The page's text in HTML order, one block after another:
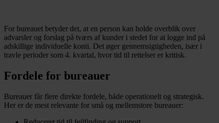
For bureauet betyder det, at en person kan holde overblik over
advarsler og forslag på tværs af kunder i stedet for at logge ind på
adskillige individuelle konti. Det øger gennemsigtigheden, især i
travle perioder som 4. kvartal, hvor tid til rettelser er kritisk.
Fordele for bureauer
Bureauer får flere direkte fordele, både operationelt og strategisk.
Her er de mest relevante for små og mellemstore bureauer: